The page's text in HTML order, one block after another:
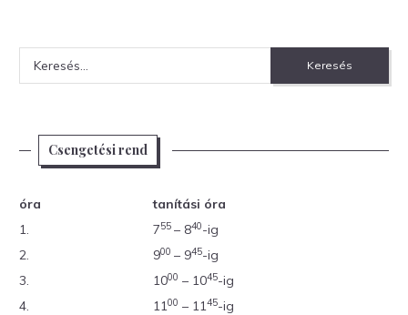
Keresés:
Csengetési rend
óra
tanítási óra
1.
755 – 840-ig
2.
900 – 945-ig
3.
1000 – 1045-ig
4.
1100 – 1145-ig